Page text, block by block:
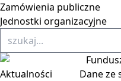
Zamówienia publiczne
Jednostki organizacyjne
Dane ze
Aktualności